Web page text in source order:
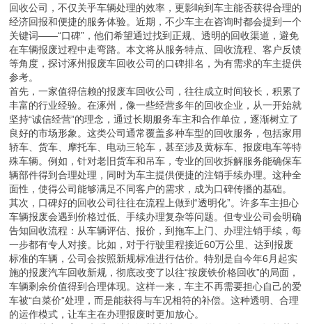
回收公司，不仅关乎车辆处理的效率，更影响到车主能否获得合理的
经济回报和便捷的服务体验。近期，不少车主在咨询时都会提到一个
关键词——“口碑”，他们希望通过找到正规、透明的回收渠道，避免
在车辆报废过程中走弯路。本文将从服务特点、回收流程、客户反馈
等角度，探讨涿州报废车回收公司的口碑排名，为有需求的车主提供
参考。
首先，一家值得信赖的报废车回收公司，往往成立时间较长，积累了
丰富的行业经验。在涿州，像一些经营多年的回收企业，从一开始就
坚持“诚信经营”的理念，通过长期服务车主和合作单位，逐渐树立了
良好的市场形象。这类公司通常覆盖多种车型的回收服务，包括家用
轿车、货车、摩托车、电动三轮车，甚至涉及黄标车、报废电车等特
殊车辆。例如，针对老旧货车和吊车，专业的回收拆解服务能确保车
辆部件得到合理处理，同时为车主提供便捷的注销手续办理。这种全
面性，使得公司能够满足不同客户的需求，成为口碑传播的基础。
其次，口碑好的回收公司往往在流程上做到“透明化”。许多车主担心
车辆报废会遇到价格过低、手续办理复杂等问题。但专业公司会明确
告知回收流程：从车辆评估、报价，到拖车上门、办理注销手续，每
一步都有专人对接。比如，对于行驶里程接近60万公里、达到报废
标准的车辆，公司会按照新规标准进行估价。特别是自今年6月起实
施的报废汽车回收新规，彻底改变了以往“按废铁价格回收”的局面，
车辆剩余价值得到合理体现。这样一来，车主不再需要担心自己的爱
车被“白菜价”处理，而是能获得与车况相符的补偿。这种透明、合理
的运作模式，让车主在办理报废时更加放心。